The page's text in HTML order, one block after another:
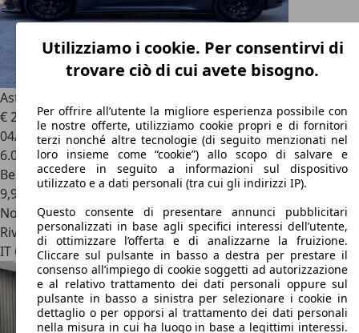
Aston Martin DB12
€ 256.000 1
04/2024
6.000 km
Benzina
9,9 l/100 km (comb.)
Novità
Rivenditore
IT 61048S.angelo In Vado - Pesaro Urbino - Pu
Utilizziamo i cookie. Per consentirvi di
trovare ciò di cui avete bisogno.
Per offrire all’utente la migliore esperienza possibile con
le nostre offerte, utilizziamo cookie propri e di fornitori
terzi nonché altre tecnologie (di seguito menzionati nel
loro insieme come “cookie”) allo scopo di salvare e
accedere in seguito a informazioni sul dispositivo
utilizzato e a dati personali (tra cui gli indirizzi IP).
Questo consente di presentare annunci pubblicitari
personalizzati in base agli specifici interessi dell’utente,
di ottimizzare l’offerta e di analizzarne la fruizione.
Cliccare sul pulsante in basso a destra per prestare il
consenso all’impiego di cookie soggetti ad autorizzazione
e al relativo trattamento dei dati personali oppure sul
pulsante in basso a sinistra per selezionare i cookie in
dettaglio o per opporsi al trattamento dei dati personali
nella misura in cui ha luogo in base a legittimi interessi.